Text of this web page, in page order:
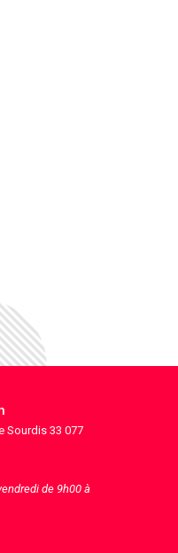
Sourdis 33 077
de 9h00 à